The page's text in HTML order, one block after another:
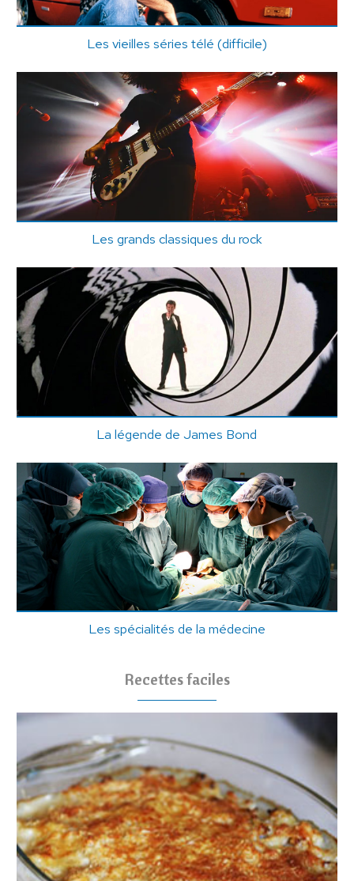
Les vieilles séries télé (difficile)
Les grands classiques du rock
La légende de James Bond
Les spécialités de la médecine
Recettes faciles